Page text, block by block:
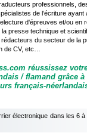
professionnels,
de l’écriture ayant
d'épreuves et/ou en
presse technique et
du secteur de la
de CV, etc…
réussissez
/ flamand grâce
français-
électronique dans les 6